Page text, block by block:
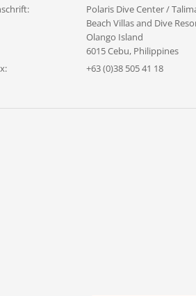
Polaris Dive Center /
Beach Villas and Dive
Olango Island
6015 Cebu, Philippines
+63 (0)38 505 41 18